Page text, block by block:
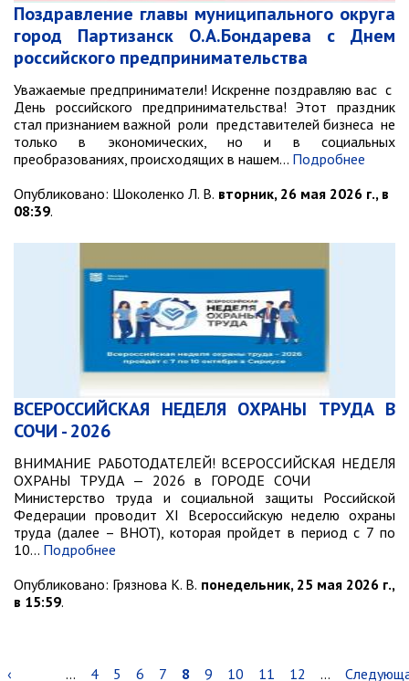
Поздравление главы муниципального округа
город Партизанск О.А.Бондарева с Днем
российского предпринимательства
Уважаемые предприниматели! Искренне поздравляю вас с
День российского предпринимательства! Этот праздник
стал признанием важной роли представителей бизнеса не
только в экономических, но и в социальных
преобразованиях, происходящих в нашем… Подробнее
Опубликовано: Шоколенко Л. В. вторник, 26 мая 2026 г., в
08:39.
ВСЕРОССИЙСКАЯ НЕДЕЛЯ ОХРАНЫ ТРУДА В
СОЧИ - 2026
ВНИМАНИЕ РАБОТОДАТЕЛЕЙ! ВСЕРОССИЙСКАЯ НЕДЕЛЯ
ОХРАНЫ ТРУДА — 2026 в ГОРОДЕ СОЧИ
Министерство труда и социальной защиты Российской
Федерации проводит XI Всероссийскую неделю охраны
труда (далее – ВНОТ), которая пройдет в период с 7 по
10… Подробнее
Опубликовано: Грязнова К. В. понедельник, 25 мая 2026 г.,
в 15:59.
Нумерация
Предыдущая
‹
… Page
4 Page
5 Page
6 Page
7
Текущая
8 Page
9 Page
10 Page
11 Page
12 …